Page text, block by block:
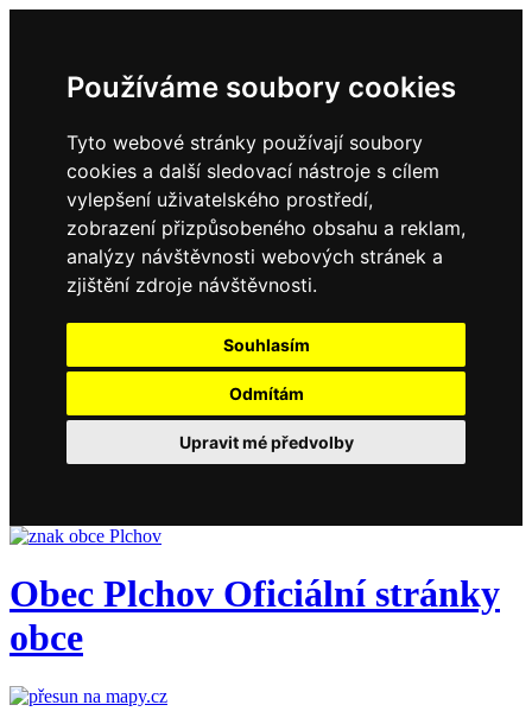
Používáme soubory cookies
Tyto webové stránky používají soubory
cookies a další sledovací nástroje s cílem
vylepšení uživatelského prostředí,
zobrazení přizpůsobeného obsahu a reklam,
analýzy návštěvnosti webových stránek a
zjištění zdroje návštěvnosti.
Souhlasím
Odmítám
Upravit mé předvolby
Obec Plchov Oficiální stránky
obce